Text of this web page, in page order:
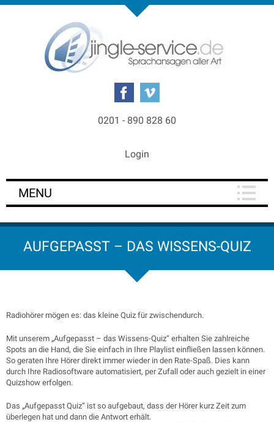
0201 - 890 828 60
Login
MENU
AUFGEPASST – DAS WISSENS-QUIZ
Radiohörer mögen es: das kleine Quiz für zwischendurch.
Mit unserem „Aufgepasst – das Wissens-Quiz“ erhalten Sie zahlreiche
Spots an die Hand, die Sie einfach in Ihre Playlist einfließen lassen können.
So geraten Ihre Hörer direkt immer wieder in den Rate-Spaß. Dies kann
durch Ihre Radiosoftware automatisiert, per Zufall oder auch gezielt in einer
Quizshow erfolgen.
Das „Aufgepasst Quiz“ ist so aufgebaut, dass der Hörer kurz Zeit zum
überlegen hat und dann die Antwort erhält.